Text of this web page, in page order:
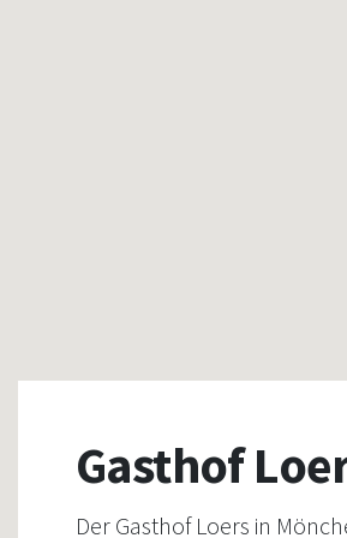
Gasthof
Der Gasthof Loers in